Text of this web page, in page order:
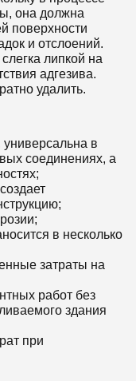
она должна
поверхности
и отслоений.
липкой на
адгезива.
удалить.
в
соединениях, а
в несколько
затраты на
работ без
здания
при